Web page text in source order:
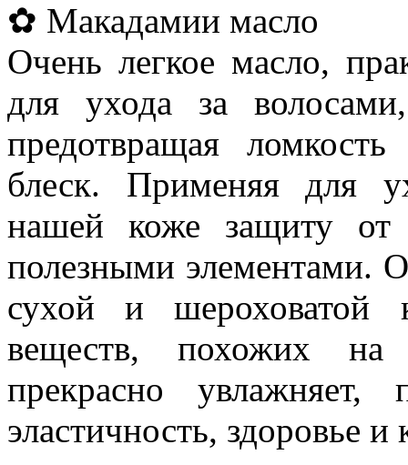
✿ Макадамии масло
Очень легкое масло,
для ухода за
предотвращая
блеск. Применяя для
нашей коже защиту
полезными элементами.
сухой и шероховатой
веществ, похожих на
прекрасно увлажняет,
эластичность, здоровье и